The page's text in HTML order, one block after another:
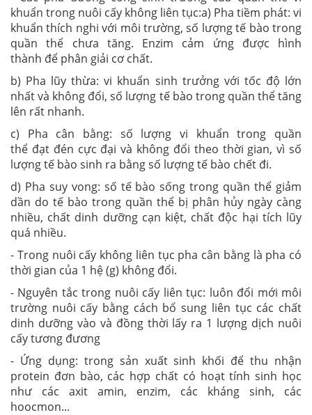
khuẩn trong nuôi cấy không liên tục:a) Pha tiềm phát: vi
khuẩn thích nghi với môi trường, số lượng tế bào trong
quần thể chưa tăng. Enzim cảm ứng được hình
thành để phân giải cơ chất.
b) Pha lũy thừa: vi khuẩn sinh trưởng với tốc độ lớn
nhất và không đổi, số lượng tế bào trong quần thể tăng
lên rất nhanh.
c) Pha cân bằng: số lượng vi khuẩn trong quần
thể đạt đén cực đại và không đổi theo thời gian, vì số
lượng tế bào sinh ra bằng số lượng tế bào chết đi.
d) Pha suy vong: số tế bào sống trong quần thể giảm
dần do tế bào trong quần thể bị phân hủy ngày càng
nhiều, chất dinh dưỡng cạn kiệt, chất độc hại tích lũy
quá nhiều.
- Trong nuôi cấy không liên tục pha cân bằng là pha có
thời gian của 1 hệ (g) không đổi.
- Nguyên tắc trong nuôi cấy liên tục: luôn đổi mới môi
trường nuôi cấy bằng cách bổ sung liên tục các chất
dinh dưỡng vào và đồng thời lấy ra 1 lượng dịch nuôi
cấy tương đương
- Ứng dụng: trong sản xuất sinh khối để thu nhận
protein đơn bào, các hợp chất có hoạt tính sinh học
như các axit amin, enzim, các kháng sinh, các
hoocmon...